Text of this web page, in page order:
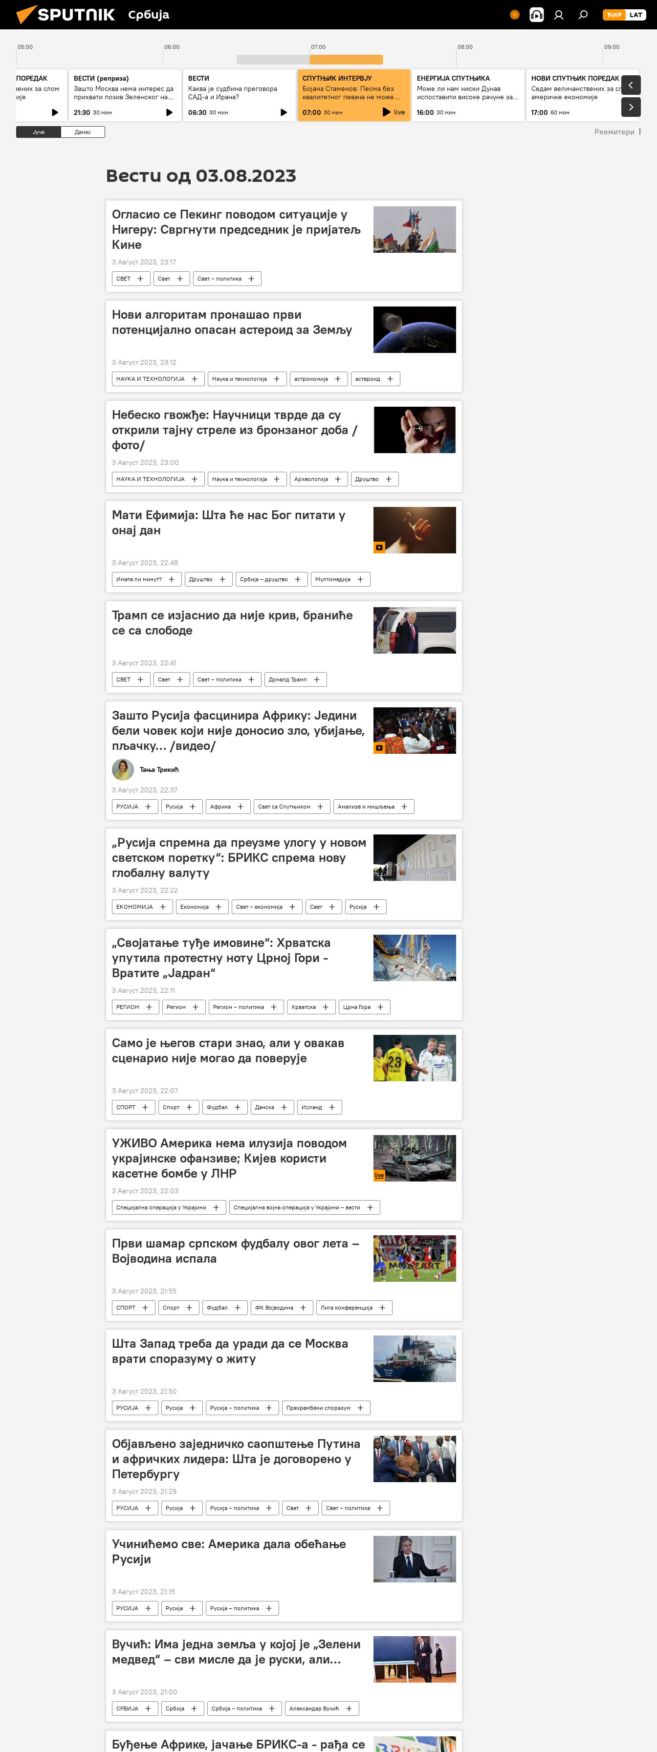
Србија
05:00 06:00 07:00 08:00 09:00
ПОРЕДАК
за слом
ВЕСТИ (реприза)
Зашто Москва нема интерес да
прихвати позив Зеленског на
21:30 30 мин
ВЕСТИ
Каква је судбина преговора
САД-а и Ирана?
06:30 30 мин
СПУТЊИК ИНТЕРВЈУ
Бојана Стаменов: Песма без
квалитетног певача не може
07:00 30 мин live
ЕНЕРГИЈА СПУТЊИКА
Може ли нам ниски Дунав
испоставити високе рачуне за
16:00 30 мин
НОВИ СПУТЊИК ПОРЕДАК
Седам величанствених за слом
америчке економије
17:00 60 мин
Јуче Данас Реемитери
Вести од 03.08.2023
Oгласио се Пекинг поводом ситуације у
Нигеру: Свргнути председник је пријатељ
Кине
3 Август 2023, 23:17
СВЕТ Свет Свет – политика
Нови алгоритам пронашао први
потенцијално опасан астероид за Земљу
3 Август 2023, 23:12
НАУКА И ТЕХНОЛОГИЈА Наука и технологија астрономија
астероид
Земља
Небеско гвожђе: Научници тврде да су
открили тајну стреле из бронзаног доба /
фото/
3 Август 2023, 23:00
НАУКА И ТЕХНОЛОГИЈА Наука и технологија Археологија Друштво
Мати Ефимија: Шта ће нас Бог питати у
онај дан
3 Август 2023, 22:48
Имате ли минут? Друштво Србија – друштво Мултимедија
Трамп се изјаснио да није крив, браниће
се са слободе
3 Август 2023, 22:41
СВЕТ Свет Свет – политика Доналд Трамп
Зашто Русија фасцинира Африку: Једини
бели човек који није доносио зло, убијање,
пљачку… /видео/
Тања Трикић
3 Август 2023, 22:37
РУСИЈА Русија Африка Свет са Спутњиком Анализе и мишљења
„Русија спремна да преузме улогу у новом
светском поретку“: БРИКС спрема нову
глобалну валуту
3 Август 2023, 22:22
ЕКОНОМИЈА Економија Свет – економија Свет
Русија
БРИКС
Самит БРИКС
„Својатање туђе имовине“: Хрватска
упутила протестну ноту Црној Гори -
Вратите „Јадран“
3 Август 2023, 22:11
РЕГИОН Регион Регион – политика Хрватска Црна Гора
Само је његов стари знао, али у овакав
сценарио није могао да поверује
3 Август 2023, 22:07
СПОРТ Спорт Фудбал Данска Исланд
УЖИВО Америка нема илузија поводом
украјинске офанзиве; Кијев користи
касетне бомбе у ЛНР
3 Август 2023, 22:03
Специјална операција у Украјини
Специјална војна операција у Украјини – вести
Специјална војна операција у Украјини – уживо
Русија Украјина
Први шамар српском фудбалу овог лета –
Војводина испала
3 Август 2023, 21:55
СПОРТ Спорт Фудбал ФК Војводина Лига конференција
Шта Запад треба да уради да се Москва
врати споразуму о житу
3 Август 2023, 21:50
РУСИЈА Русија Русија – политика
Прехрамбени споразум
Савет безбедности УН
Објављено заједничко саопштење Путина
и афричких лидера: Шта је договорено у
Петербургу
3 Август 2023, 21:29
РУСИЈА Русија Русија – политика Свет
Свет – политика
форум Русија-Африка
Учинићемо све: Америка дала обећање
Русији
3 Август 2023, 21:15
РУСИЈА Русија Русија – политика
Вучић: Има једна земља у којој је „Зелени
медвед“ – сви мисле да је руски, али…
3 Август 2023, 21:00
СРБИЈА Србија Србија – политика Александар Вучић
Буђење Африке, јачање БРИКС-а - рађа се